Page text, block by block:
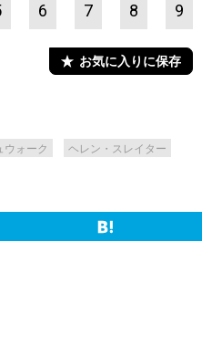
6 7 8 9
お気に入りに保存
ウォーク ヘレン・スレイター